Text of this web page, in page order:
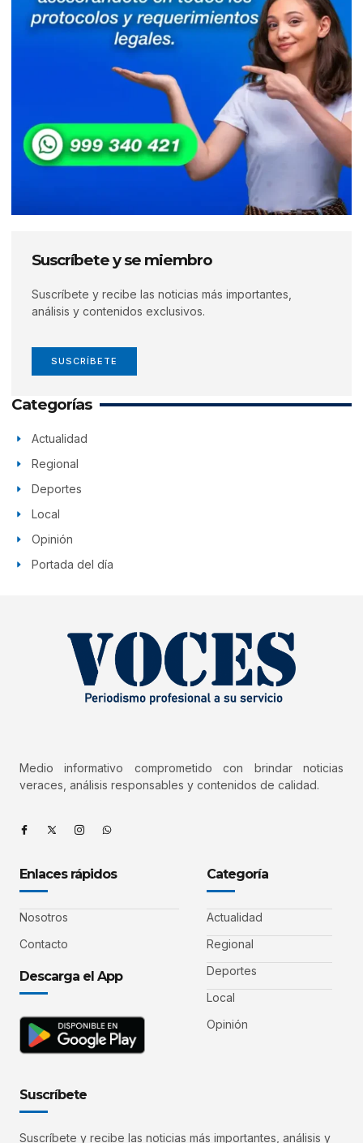
Suscríbete y se miembro
Suscríbete y recibe las noticias más importantes,
análisis y contenidos exclusivos.
SUSCRÍBETE
Categorías
Actualidad
Regional
Deportes
Local
Opinión
Portada del día
Medio informativo comprometido con brindar noticias
veraces, análisis responsables y contenidos de calidad.
Enlaces rápidos
Nosotros
Contacto
Descarga el App
Categoría
Actualidad
Regional
Deportes
Local
Opinión
Suscríbete
Suscríbete y recibe las noticias más importantes, análisis y